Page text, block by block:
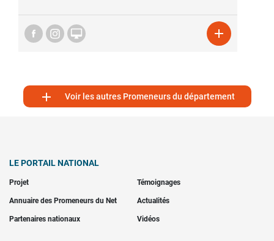
 
 Voir les autres Promeneurs du département
LE PORTAIL NATIONAL
Projet Témoignages
Annuaire des Promeneurs du Net Actualités
Partenaires nationaux Vidéos